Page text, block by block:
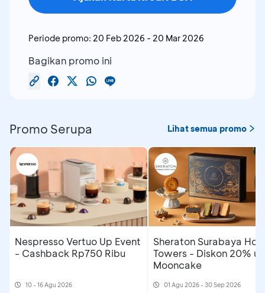
Periode promo: 20 Feb 2026 - 20 Mar 2026
Bagikan promo ini
Promo Serupa Lihat semua promo
Nespresso Vertuo Up Event
- Cashback Rp750 Ribu
10 - 16 Agu 2026
Sheraton Surabaya
Towers - Diskon 20%
Mooncake
01 Agu 2026 - 30 Sep 2026